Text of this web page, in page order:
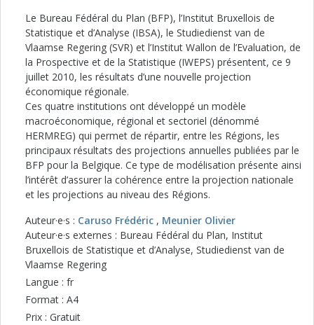
Le Bureau Fédéral du Plan (BFP), l’Institut Bruxellois de
Statistique et d’Analyse (IBSA), le Studiedienst van de
Vlaamse Regering (SVR) et l’Institut Wallon de l’Evaluation, de
la Prospective et de la Statistique (IWEPS) présentent, ce 9
juillet 2010, les résultats d’une nouvelle projection
économique régionale.
Ces quatre institutions ont développé un modèle
macroéconomique, régional et sectoriel (dénommé
HERMREG) qui permet de répartir, entre les Régions, les
principaux résultats des projections annuelles publiées par le
BFP pour la Belgique. Ce type de modélisation présente ainsi
l’intérêt d’assurer la cohérence entre la projection nationale
et les projections au niveau des Régions.
Auteur·e·s : Caruso Frédéric , Meunier Olivier
Auteur·e·s externes : Bureau Fédéral du Plan, Institut
Bruxellois de Statistique et d’Analyse, Studiedienst van de
Vlaamse Regering
Langue : fr
Format : A4
Prix : Gratuit